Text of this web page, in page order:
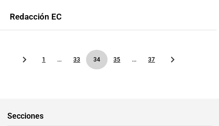
Redacción EC
1 ... 33 34 35 ... 37
Secciones